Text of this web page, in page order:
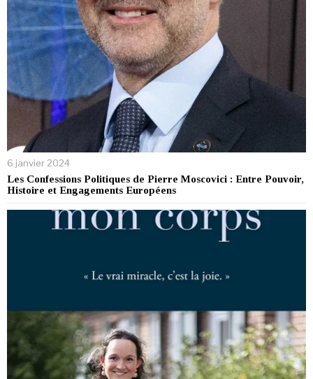
6 janvier 2024
Les Confessions Politiques de Pierre Moscovici : Entre Pouvoir,
Histoire et Engagements Européens